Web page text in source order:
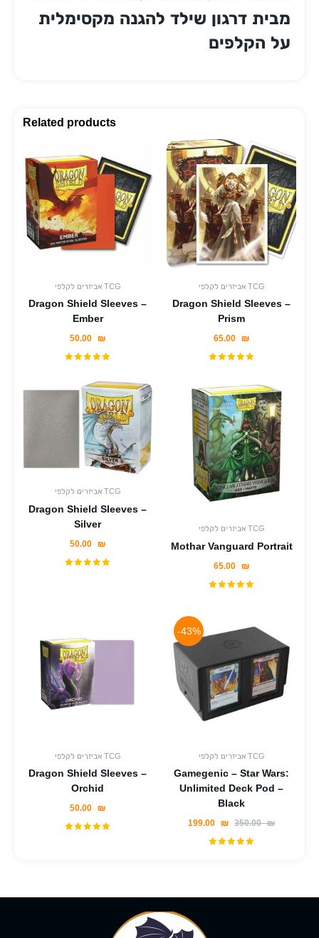
מבית דרגון שילד להגנה מקסימלית
על הקלפים
Related products
אביזרים לקלפי TCG
Dragon Shield Sleeves –
Ember
50.00 ₪
אביזרים לקלפי TCG
Dragon Shield Sleeves –
Prism
65.00 ₪
אביזרים לקלפי TCG
Dragon Shield Sleeves –
Silver
50.00 ₪
אביזרים לקלפי TCG
Mothar Vanguard Portrait
65.00 ₪
אביזרים לקלפי TCG
Dragon Shield Sleeves –
Orchid
50.00 ₪
אביזרים לקלפי TCG
Gamegenic – Star Wars:
Unlimited Deck Pod –
Black
350.00 ₪
199.00 ₪
-43%